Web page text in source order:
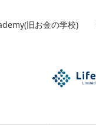
旧お金の学校)